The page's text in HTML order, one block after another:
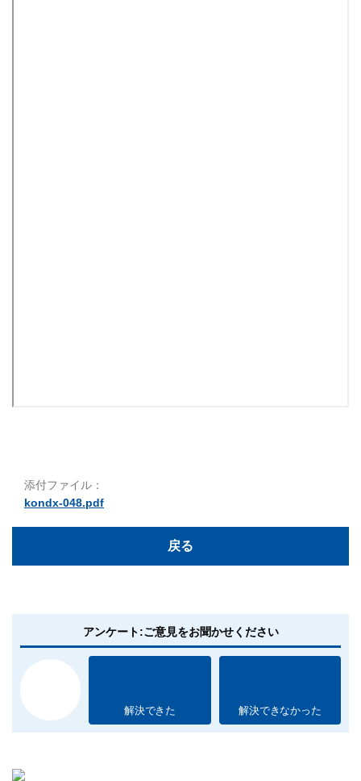
添付ファイル：
kondx-048.pdf
戻る
アンケート:ご意見をお聞かせください
解決できた 解決できなかった